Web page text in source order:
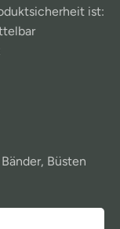
ist:
Büsten